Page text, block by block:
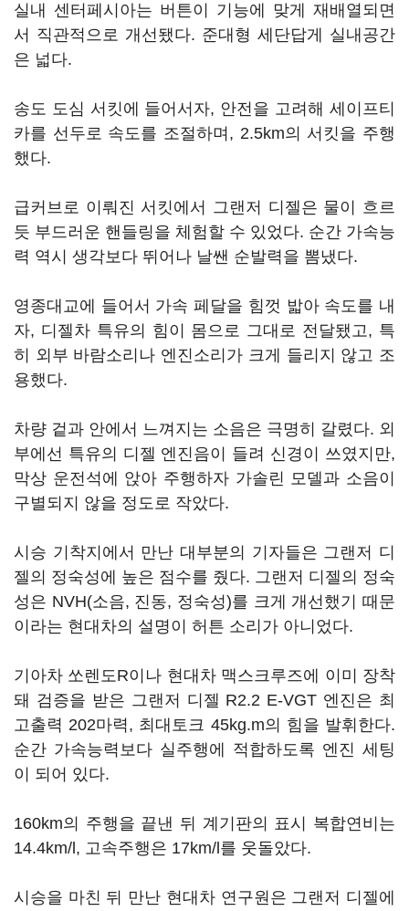
실내 센터페시아는 버튼이 기능에 맞게 재배열되면
서 직관적으로 개선됐다. 준대형 세단답게 실내공간
은 넓다.
송도 도심 서킷에 들어서자, 안전을 고려해 세이프티
카를 선두로 속도를 조절하며, 2.5km의 서킷을 주행
했다.
급커브로 이뤄진 서킷에서 그랜저 디젤은 물이 흐르
듯 부드러운 핸들링을 체험할 수 있었다. 순간 가속능
력 역시 생각보다 뛰어나 날쌘 순발력을 뽐냈다.
영종대교에 들어서 가속 페달을 힘껏 밟아 속도를 내
자, 디젤차 특유의 힘이 몸으로 그대로 전달됐고, 특
히 외부 바람소리나 엔진소리가 크게 들리지 않고 조
용했다.
차량 겉과 안에서 느껴지는 소음은 극명히 갈렸다. 외
부에선 특유의 디젤 엔진음이 들려 신경이 쓰였지만,
막상 운전석에 앉아 주행하자 가솔린 모델과 소음이
구별되지 않을 정도로 작았다.
시승 기착지에서 만난 대부분의 기자들은 그랜저 디
젤의 정숙성에 높은 점수를 줬다. 그랜저 디젤의 정숙
성은 NVH(소음, 진동, 정숙성)를 크게 개선했기 때문
이라는 현대차의 설명이 허튼 소리가 아니었다.
기아차 쏘렌도R이나 현대차 맥스크루즈에 이미 장착
돼 검증을 받은 그랜저 디젤 R2.2 E-VGT 엔진은 최
고출력 202마력, 최대토크 45kg.m의 힘을 발휘한다.
순간 가속능력보다 실주행에 적합하도록 엔진 세팅
이 되어 있다.
160km의 주행을 끝낸 뒤 계기판의 표시 복합연비는
14.4km/l, 고속주행은 17km/l를 웃돌았다.
시승을 마친 뒤 만난 현대차 연구원은 그랜저 디젤에